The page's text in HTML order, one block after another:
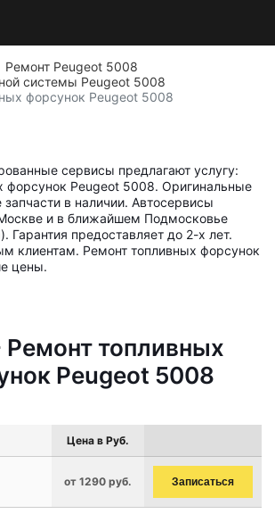
Ремонт Peugeot 5008
системы Peugeot 5008
форсунок Peugeot 5008
сервисы предлагают услугу:
форсунок Peugeot 5008. Оригинальные
запчасти в наличии. Автосервисы
и в ближайшем Подмосковье
Гарантия предоставляет до 2-х лет.
клиентам. Ремонт топливных форсунок
цены.
Ремонт топливных
Peugeot 5008
Цена в Руб.
от 1290 руб. Записаться